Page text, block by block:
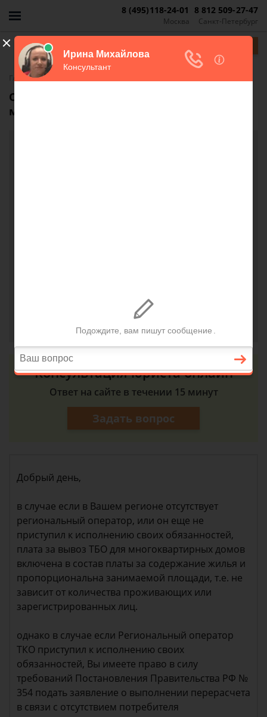
Москва
8 (495)118-24-01
Санкт-Петербург
8 812 509-27-47
Главная-FAQ
Обязательно ли нужно оплачивать вывоз
мусора?
Зотова, г. Саратов 19 ноября 2018 г. 20:50
Консультация юриста онлайн
Ответ на сайте в течении 15 минут
Задать вопрос
Добрый день,
в случае если в Вашем регионе отсутствует
региональный оператор, или он еще не
приступил к исполнению своих обязанностей,
плата за вывоз ТБО для многоквартирных домов
включена в состав платы за содержание жилья и
пропорциональна занимаемой площади, т.е. не
зависит от количества проживающих или
зарегистрированных лиц.
однако в случае если Региональный оператор
ТКО приступил к исполнению своих
обязанностей, Вы имеете право в силу
требований Постановления Правительства РФ №
354 подать заявление о выполнении перерасчета
в связи с отсутствием потребителя